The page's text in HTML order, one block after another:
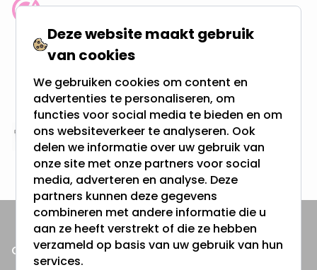
meer dan 100.000 klanten gingen u voor
Vanaf EUR100,- naar NL & BE
& 100 dagen recht op retour
Altijd uit eigen voorraad
3000m2 - 60.000+ Producten
ONZE PRODUCTEN
Deze website maakt gebruik
van cookies
We gebruiken cookies om content en
advertenties te personaliseren, om
functies voor social media te bieden en om
ons websiteverkeer te analyseren. Ook
delen we informatie over uw gebruik van
onze site met onze partners voor social
media, adverteren en analyse. Deze
partners kunnen deze gegevens
combineren met andere informatie die u
aan ze heeft verstrekt of die ze hebben
verzameld op basis van uw gebruik van hun
services.